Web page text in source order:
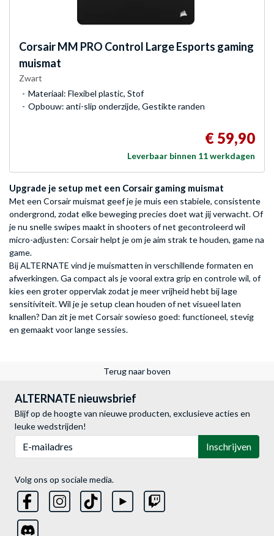
CorsairMM PRO Control Large Esports gaming
muismat
Zwart
Materiaal: Flexibel plastic, Stof
Opbouw: anti-slip onderzijde, Gestikte randen
€ 59,90
Leverbaar binnen 11 werkdagen
Upgrade je setup met een Corsair gaming muismat
Met een Corsair muismat geef je je muis een stabiele, consistente
ondergrond, zodat elke beweging precies doet wat jij verwacht. Of
je nu snelle swipes maakt in shooters of net gecontroleerd wil
micro-adjusten: Corsair helpt je om je aim strak te houden, game na
game.
Bij ALTERNATE vind je muismatten in verschillende formaten en
afwerkingen. Ga compact als je vooral extra grip en controle wil, of
kies een groter oppervlak zodat je meer vrijheid hebt bij lage
sensitiviteit. Wil je je setup clean houden of net visueel laten
knallen? Dan zit je met Corsair sowieso goed: functioneel, stevig
en gemaakt voor lange sessies.
Terug naar boven
ALTERNATE nieuwsbrief
Blijf op de hoogte van nieuwe producten, exclusieve acties en
leuke wedstrijden!
Inschrijven
Volg ons op sociale media.